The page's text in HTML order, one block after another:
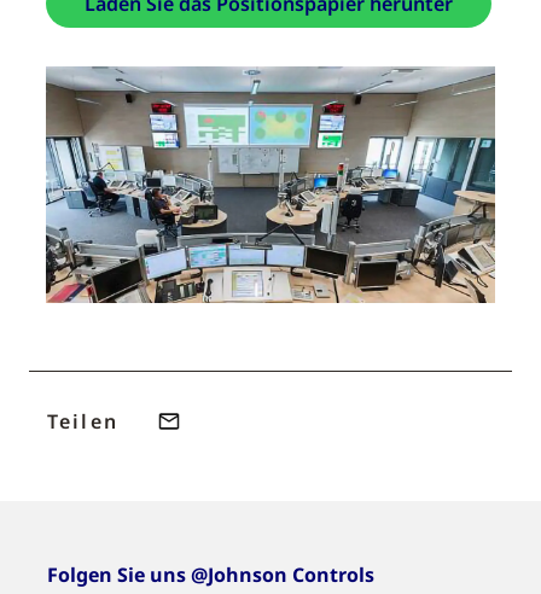
Teilen
Folgen Sie uns @Johnson Controls